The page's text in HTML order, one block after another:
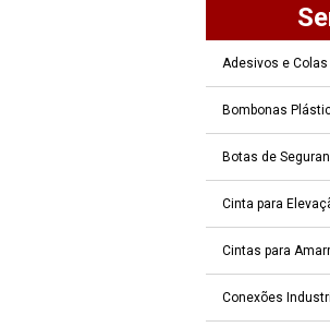
Adesivos e
Bombonas
Botas de
Cinta para
Cintas para
Conexões